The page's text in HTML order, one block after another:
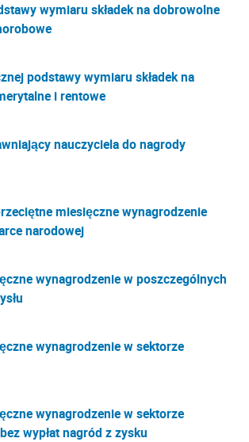
wymiaru składek na dobrowolne
podstawy wymiaru składek na
i rentowe
nauczyciela do nagrody
miesięczne wynagrodzenie
narodowej
wynagrodzenie w poszczególnych
wynagrodzenie w sektorze
wynagrodzenie w sektorze
wypłat nagród z zysku